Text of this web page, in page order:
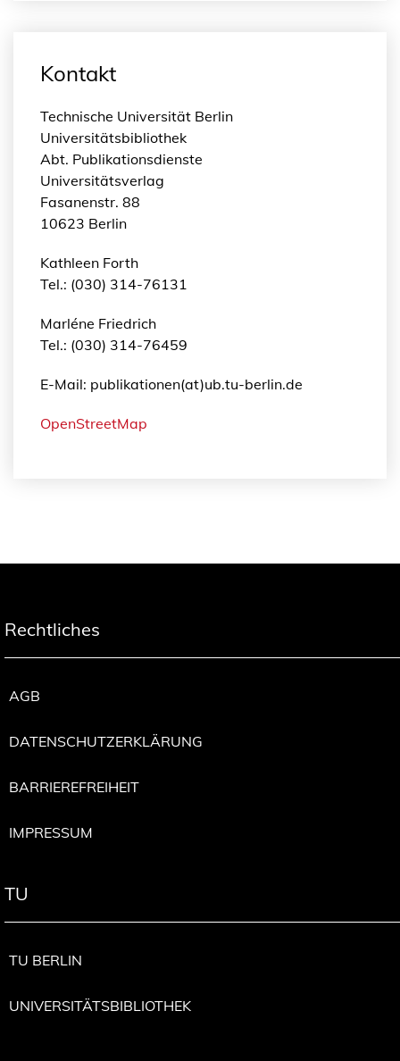
Kontakt
Technische Universität Berlin
Universitätsbibliothek
Abt. Publikationsdienste
Universitätsverlag
Fasanenstr. 88
10623 Berlin
Kathleen Forth
Tel.: (030) 314-76131
Marléne Friedrich
Tel.: (030) 314-76459
E-Mail: publikationen(at)ub.tu-berlin.de
OpenStreetMap
Rechtliches
AGB
DATENSCHUTZERKLÄRUNG
BARRIEREFREIHEIT
IMPRESSUM
TU
TU BERLIN
UNIVERSITÄTSBIBLIOTHEK